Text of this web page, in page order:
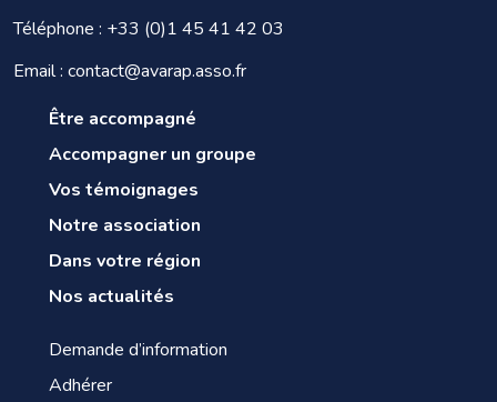
Téléphone : +33 (0)1 45 41 42 03
Email : contact@avarap.asso.fr
Être accompagné
Accompagner un groupe
Vos témoignages
Notre association
Dans votre région
Nos actualités
Demande d’information
Adhérer